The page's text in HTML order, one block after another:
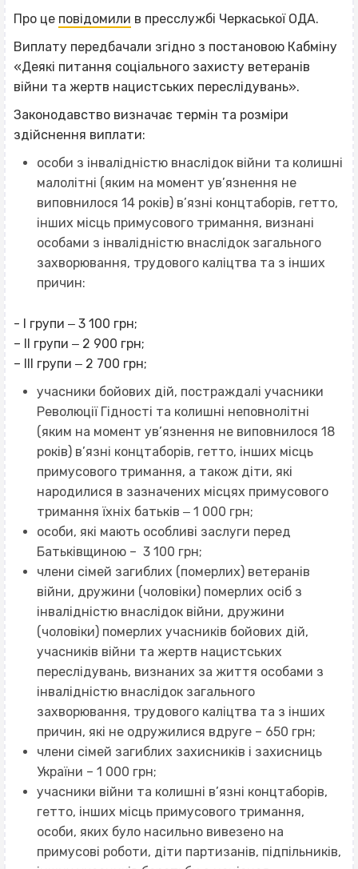
Про це повідомили в пресслужбі Черкаської ОДА.
Виплату передбачали згідно з постановою Кабміну
«Деякі питання соціального захисту ветеранів
війни та жертв нацистських переслідувань».
Законодавство визначає термін та розміри
здійснення виплати:
особи з інвалідністю внаслідок війни та колишні
малолітні (яким на момент ув’язнення не
виповнилося 14 років) в’язні концтаборів, гетто,
інших місць примусового тримання, визнані
особами з інвалідністю внаслідок загального
захворювання, трудового каліцтва та з інших
причин:
- I групи ‒ 3 100 грн;
– II групи ‒ 2 900 грн;
– III групи ‒ 2 700 грн;
учасники бойових дій, постраждалі учасники
Революції Гідності та колишні неповнолітні
(яким на момент ув’язнення не виповнилося 18
років) в’язні концтаборів, гетто, інших місць
примусового тримання, а також діти, які
народилися в зазначених місцях примусового
тримання їхніх батьків ‒ 1 000 грн;
особи, які мають особливі заслуги перед
Батьківщиною – 3 100 грн;
члени сімей загиблих (померлих) ветеранів
війни, дружини (чоловіки) померлих осіб з
інвалідністю внаслідок війни, дружини
(чоловіки) померлих учасників бойових дій,
учасників війни та жертв нацистських
переслідувань, визнаних за життя особами з
інвалідністю внаслідок загального
захворювання, трудового каліцтва та з інших
причин, які не одружилися вдруге – 650 грн;
члени сімей загиблих захисників і захисниць
України – 1 000 грн;
учасники війни та колишні в’язні концтаборів,
гетто, інших місць примусового тримання,
особи, яких було насильно вивезено на
примусові роботи, діти партизанів, підпільників,